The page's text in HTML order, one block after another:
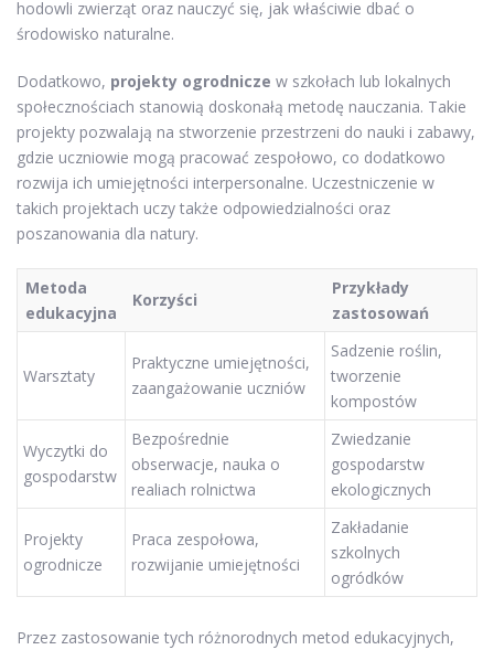
hodowli zwierząt oraz nauczyć się, jak właściwie dbać o
środowisko naturalne.
Dodatkowo, projekty ogrodnicze w szkołach lub lokalnych
społecznościach stanowią doskonałą metodę nauczania. Takie
projekty pozwalają na stworzenie przestrzeni do nauki i zabawy,
gdzie uczniowie mogą pracować zespołowo, co dodatkowo
rozwija ich umiejętności interpersonalne. Uczestniczenie w
takich projektach uczy także odpowiedzialności oraz
poszanowania dla natury.
Metoda
edukacyjna
Korzyści
Przykłady
zastosowań
Warsztaty
Praktyczne umiejętności,
zaangażowanie uczniów
Sadzenie roślin,
tworzenie
kompostów
Wyczytki do
gospodarstw
Bezpośrednie
obserwacje, nauka o
realiach rolnictwa
Zwiedzanie
gospodarstw
ekologicznych
Projekty
ogrodnicze
Praca zespołowa,
rozwijanie umiejętności
Zakładanie
szkolnych
ogródków
Przez zastosowanie tych różnorodnych metod edukacyjnych,